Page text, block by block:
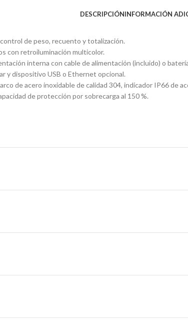
DESCRIPCIÓNINFORMACIÓN
de peso, recuento y totalización.
con retroiluminación multicolor.
interna con cable de alimentación (incluido) o
y dispositivo USB o Ethernet opcional.
de acero inoxidable de calidad 304, indicador IP66 de
de protección por sobrecarga al 150 %.